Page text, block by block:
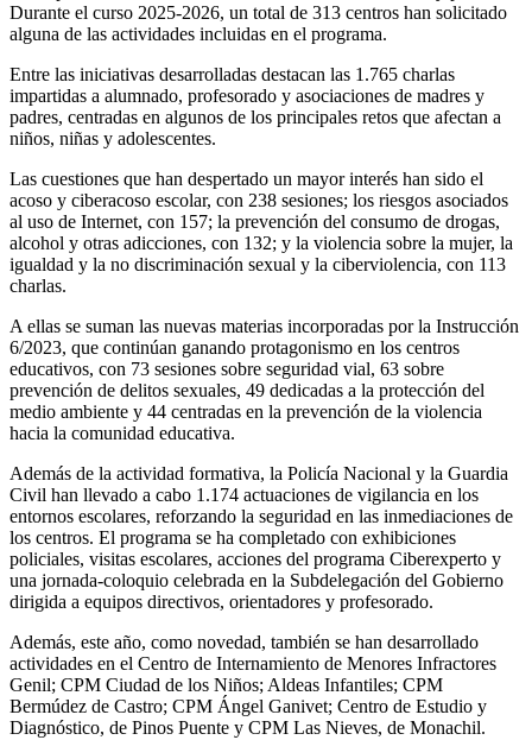
Durante el curso 2025-2026, un total de 313 centros han solicitado
alguna de las actividades incluidas en el programa.
Entre las iniciativas desarrolladas destacan las 1.765 charlas
impartidas a alumnado, profesorado y asociaciones de madres y
padres, centradas en algunos de los principales retos que afectan a
niños, niñas y adolescentes.
Las cuestiones que han despertado un mayor interés han sido el
acoso y ciberacoso escolar, con 238 sesiones; los riesgos asociados
al uso de Internet, con 157; la prevención del consumo de drogas,
alcohol y otras adicciones, con 132; y la violencia sobre la mujer, la
igualdad y la no discriminación sexual y la ciberviolencia, con 113
charlas.
A ellas se suman las nuevas materias incorporadas por la Instrucción
6/2023, que continúan ganando protagonismo en los centros
educativos, con 73 sesiones sobre seguridad vial, 63 sobre
prevención de delitos sexuales, 49 dedicadas a la protección del
medio ambiente y 44 centradas en la prevención de la violencia
hacia la comunidad educativa.
Además de la actividad formativa, la Policía Nacional y la Guardia
Civil han llevado a cabo 1.174 actuaciones de vigilancia en los
entornos escolares, reforzando la seguridad en las inmediaciones de
los centros. El programa se ha completado con exhibiciones
policiales, visitas escolares, acciones del programa Ciberexperto y
una jornada-coloquio celebrada en la Subdelegación del Gobierno
dirigida a equipos directivos, orientadores y profesorado.
Además, este año, como novedad, también se han desarrollado
actividades en el Centro de Internamiento de Menores Infractores
Genil; CPM Ciudad de los Niños; Aldeas Infantiles; CPM
Bermúdez de Castro; CPM Ángel Ganivet; Centro de Estudio y
Diagnóstico, de Pinos Puente y CPM Las Nieves, de Monachil.